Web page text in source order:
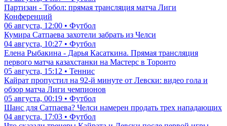
Партизан - Тобол: прямая трансляция матча Лиги
Конференций
06 августа, 12:00 • Футбол
Кумира Сатпаева захотели забрать из Челси
04 августа, 10:27 • Футбол
Елена Рыбакина - Дарья Касаткина. Прямая трансляция
первого матча казахстанки на Мастерс в Торонто
05 августа, 15:12 • Теннис
Кайрат пропустил на 92-й минуте от Левски: видео гола и
обзор матча Лиги чемпионов
05 августа, 00:19 • Футбол
Шанс для Сатпаева? Челси намерен продать трех нападающих
04 августа, 17:03 • Футбол